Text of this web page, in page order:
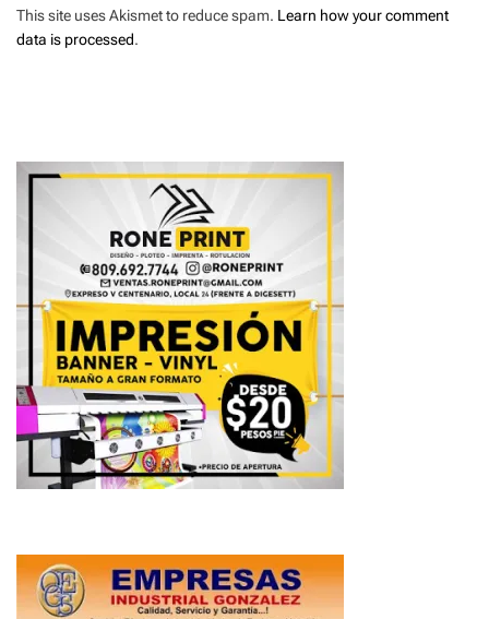
This site uses Akismet to reduce spam. Learn how your comment
data is processed.